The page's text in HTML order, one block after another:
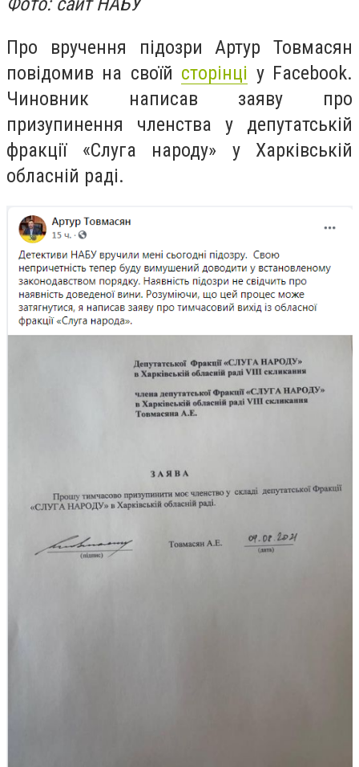
Про вручення підозри Артур Товмасян
повідомив на своїй сторінці у Facebook.
Чиновник написав заяву про
призупинення членства у депутатській
фракції «Слуга народу» у Харківській
обласній раді.